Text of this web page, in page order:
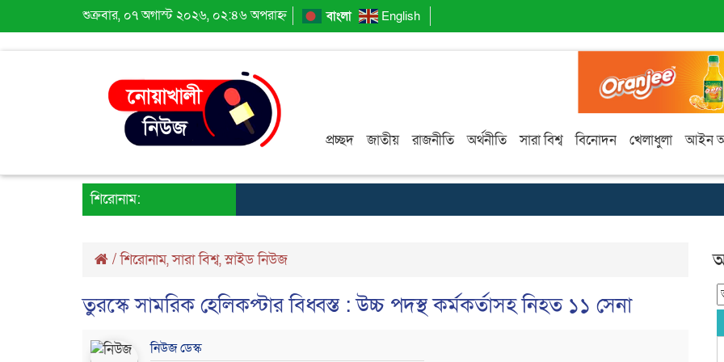
শুক্রবার, ০৭ অগাস্ট ২০২৬, ০২:৪৬ অপরাহ্ন বাংলা English
প্রচ্ছদ জাতীয় রাজনীতি অর্থনীতি সারা বিশ্ব বিনোদন খেলাধুলা আইন
শিরোনাম:
/শিরোনাম,সারা বিশ্ব,স্লাইড নিউজ
তুরস্কে সামরিক হেলিকপ্টার বিধ্বস্ত : উচ্চ পদস্থ কর্মকর্তাসহ নিহত ১১ সেনা
নিউজ ডেস্ক